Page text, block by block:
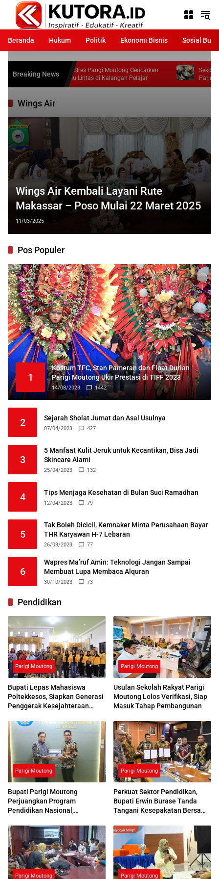
Langsung
konten
Beranda
Hukum Politik Ekonomi Bisnis Sosial
Breaking News
Satlantas Polres Parigi Moutong Gencarkan
Edukasi Lalu Lintas di Kalangan Pelajar
Sekda Zulfinasran
Parimo Berlaga di
2026
Wings Air
Wings Air Kembali Layani Rute
Makassar – Poso Mulai 22 Maret 2025
11/03/2025
Pos Populer
1
Kostum TFC, Stan Pameran dan Float Durian
Parigi Moutong Ukir Prestasi di TIFF 2023
14/08/2023 1442
2 Sejarah Sholat Jumat dan Asal Usulnya
07/04/2023 427
3
5 Manfaat Kulit Jeruk untuk Kecantikan, Bisa Jadi
Skincare Alami
25/04/2023 132
4 Tips Menjaga Kesehatan di Bulan Suci Ramadhan
12/04/2023 79
5
Tak Boleh Dicicil, Kemnaker Minta Perusahaan Bayar
THR Karyawan H-7 Lebaran
26/03/2023 77
6
Wapres Ma’ruf Amin: Teknologi Jangan Sampai
Membuat Lupa Membaca Alquran
30/10/2023 73
Pendidikan
Parigi Moutong
Bupati Lepas Mahasiswa
Poltekkesos, Siapkan Generasi
Penggerak Kesejahteraan
Parigi Moutong
Usulan Sekolah Rakyat Parigi
Moutong Lolos Verifikasi, Siap
Masuk Tahap Pembangunan
Parigi Moutong
Bupati Parigi Moutong
Perjuangkan Program
Pendidikan Nasional,
Respons Positif
Parigi Moutong
Perkuat Sektor Pendidikan,
Bupati Erwin Burase Tanda
Tangani Kesepakatan Bersama
Parigi Moutong Parigi Moutong